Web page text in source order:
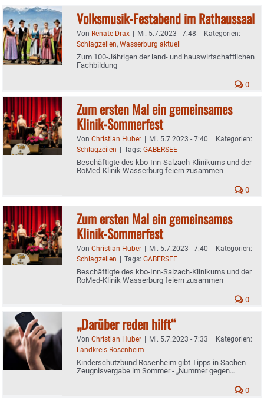
Volksmusik-Festabend im Rathaussaal
Von Renate Drax | Mi. 5.7.2023 - 7:48 | Kategorien:
Schlagzeilen, Wasserburg aktuell
Zum 100-Jährigen der land- und hauswirtschaftlichen
Fachbildung
0
Zum ersten Mal ein gemeinsames
Klinik-Sommerfest
Von Christian Huber | Mi. 5.7.2023 - 7:40 | Kategorien:
Schlagzeilen | Tags: GABERSEE
Beschäftigte des kbo-Inn-Salzach-Klinikums und der
RoMed-Klinik Wasserburg feiern zusammen
0
Zum ersten Mal ein gemeinsames
Klinik-Sommerfest
Von Christian Huber | Mi. 5.7.2023 - 7:40 | Kategorien:
Schlagzeilen | Tags: GABERSEE
Beschäftigte des kbo-Inn-Salzach-Klinikums und der
RoMed-Klinik Wasserburg feiern zusammen
0
„Darüber reden hilft“
Von Christian Huber | Mi. 5.7.2023 - 7:33 | Kategorien:
Landkreis Rosenheim
Kinderschutzbund Rosenheim gibt Tipps in Sachen
Zeugnisvergabe im Sommer - „Nummer gegen
0